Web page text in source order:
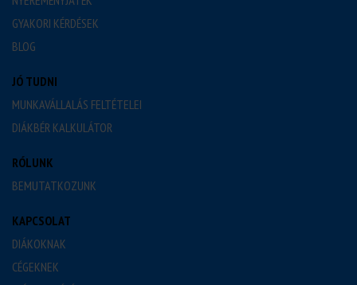
GYAKORI KÉRDÉSEK
BLOG
JÓ TUDNI
MUNKAVÁLLALÁS FELTÉTELEI
DIÁKBÉR KALKULÁTOR
RÓLUNK
BEMUTATKOZUNK
KAPCSOLAT
DIÁKOKNAK
CÉGEKNEK